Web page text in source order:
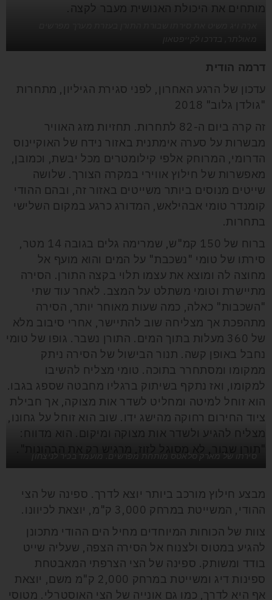
מותחים את היכולת האנושית מעבר לקצה.
דרמה הודית
עדכון של הרגע האחרון, לפני סגירת הגיליון, מתחרות
"גולדן גלוב" 2018
זה קרה ביום ה-82 לתחרות. תחזיות מזג האוויר
מבשרות על סערה אימתנית באזור נידח של האוקיינוס
הדרומי, המרוחק אלפי קילומטרים מכל יבשת, וכמובן,
מאפשרות של חילוץ אווירי במקרה הצורך. שלושה
שייטים מנוסים ביותר משייטים באזור זה, ובהם ההודי
קומנדר טומי אבהילאש, המדורג כרגע במקום השלישי
בתחרות.
ברוח של 150 קמ"ש, שמרימה גלים בגובה 14 מטר,
סירתו של טומי "נשכבת" על המים והוא מועף אל
מחוצה לה ומוצא את עצמו תלוי בקצה התורן. הסירה
מתיישרת וטומי משתלט על המצב. לאחר עוד שתי
"השכבות" כאלה, כמה שעות מאוחר יותר, הסירה
מתהפכת אך מצליחה שוב להתיישר, אחרי סיבוב מלא
של 360 מעלות בתוך המים. התורן נשבר. גופו של טומי
נחבל באופן קשה. תנור הבישול של הסירה ניתק
ממקומו ומסתחרר בתוכה. טומי מצליח להשיבו
למקומו, ואז נתקף בשיתוק ברגליו מחבטה שספג בגבו.
הוא זוחל למיטה ומחליט לשדר אות מצוקה, אך חבילת
ציוד החירום רחוקה מהישג ידו. שוב הוא זוחל על גחונו,
מצליח להגיע ולשדר אות מצוקה ומיקום. הוא מדווח:
"תורן שבור, לא מסוגל לזוז, מרגיש רק את הבהונות".
סירתו של מארק סלאטס מותחת מפרשים. מועמד בכיר לניצחון
מבצע חילוץ מורכב ביותר יוצא לדרך. ספינה של הצי
ההודי, המשייטת במרחק 3,000 ק"מ, יוצאת לכיוונו.
צוות של הכוחות המיוחדים מחיל הים ההודי מתכונן
להגיע במטוס ולצנוח אל הסירה הצפה, שעליה שייט
בודד ומשותק. ספינה של הצי הצרפתי המאבטחת
ספינות דיג ומשייטת במרחק 2,000 ק"מ משם, יוצאת
אף היא לדרך, כמו גם אונייה של הצי האוסטרלי. מטוסי